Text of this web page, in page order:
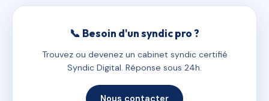
📞 Besoin d'un syndic pro ?
Trouvez ou devenez un cabinet syndic certifié
Syndic Digital. Réponse sous 24h.
Nous contacter